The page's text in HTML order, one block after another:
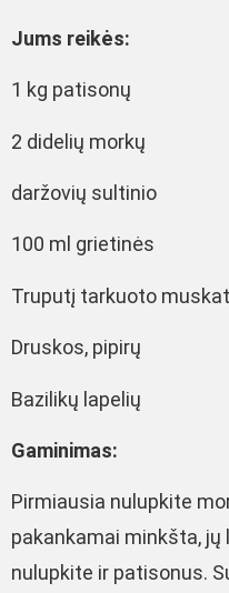
Jums reikės:
1 kg patisonų
2 didelių morkų
daržovių sultinio
100 ml grietinės
Truputį tarkuoto
Druskos, pipirų
Bazilikų lapelių
Gaminimas:
Pirmiausia nulupkite
pakankamai minkšta,
nulupkite ir patisonus.